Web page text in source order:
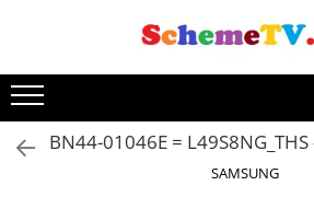
BN44-01046E =
SAMSUNG